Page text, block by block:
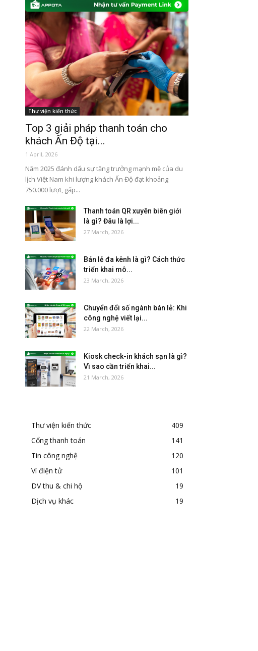
Thư viện kiến thức
Top 3 giải pháp thanh toán cho
khách Ấn Độ tại...
1 April, 2026
Năm 2025 đánh dấu sự tăng trưởng mạnh mẽ của du
lịch Việt Nam khi lượng khách Ấn Độ đạt khoảng
750.000 lượt, gấp...
Thanh toán QR xuyên biên giới
là gì? Đâu là lợi...
27 March, 2026
Bán lẻ đa kênh là gì? Cách thức
triển khai mô...
23 March, 2026
Chuyển đổi số ngành bán lẻ: Khi
công nghệ viết lại...
22 March, 2026
Kiosk check-in khách sạn là gì?
Vì sao cần triển khai...
21 March, 2026
Thư viện kiến thức
409
Cổng thanh toán
141
Tin công nghệ
120
Ví điện tử
101
DV thu & chi hộ
19
Dịch vụ khác
19